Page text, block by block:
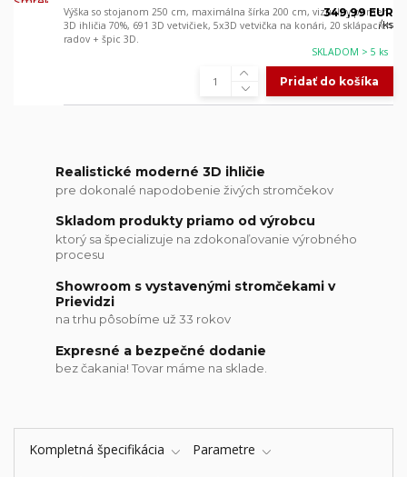
Výška so stojanom 250 cm, maximálna šírka 200 cm, vizuálny pomer
3D ihličia 70%, 691 3D vetvičiek, 5x3D vetvička na konári, 20 sklápacích
radov + špic 3D.
349,99 EUR
/ks
SKLADOM > 5 ks
Pridať do košíka
Realistické moderné 3D ihličie
pre dokonalé napodobenie živých stromčekov
Skladom produkty priamo od výrobcu
ktorý sa špecializuje na zdokonaľovanie výrobného
procesu
Showroom s vystavenými stromčekami v
Prievidzi
na trhu pôsobíme už 33 rokov
Expresné a bezpečné dodanie
bez čakania! Tovar máme na sklade.
Kompletná špecifikácia
Parametre